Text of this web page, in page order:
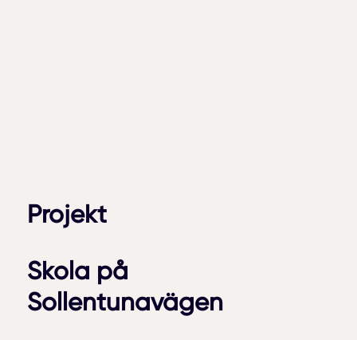
Projekt
Skola på
Sollentunavägen